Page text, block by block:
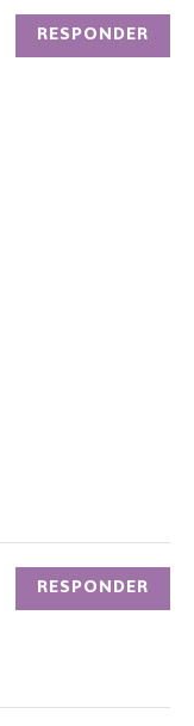
RESPONDER
RESPONDER